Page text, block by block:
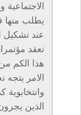
الاجتماعية
يطلب منها
عند تشكيل
تعقد
هذا الكم
الامر
وانتخابوية
الذين